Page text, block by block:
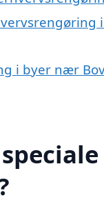
i byer nær